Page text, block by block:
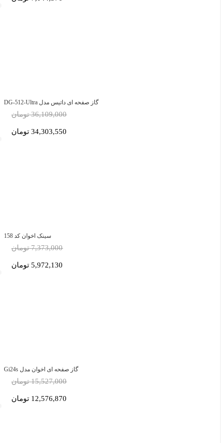
گاز صفحه ای داتیس مدل DG-512-Ultra
36,109,000 تومان
34,303,550 تومان
سینک اخوان کد 158
7,373,000 تومان
5,972,130 تومان
گاز صفحه ای اخوان مدل Gi24s
15,527,000 تومان
12,576,870 تومان